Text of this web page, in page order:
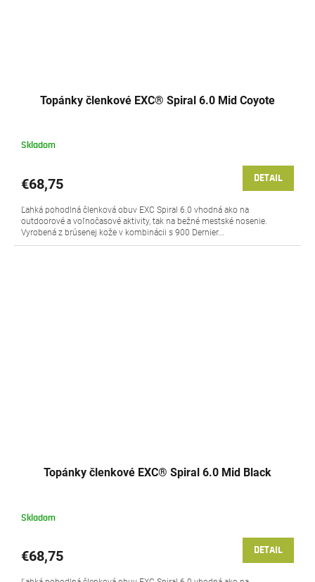
Topánky členkové EXC® Spiral 6.0 Mid Coyote
Skladom
€68,75 DETAIL
Ľahká pohodlná členková obuv EXC Spiral 6.0 vhodná ako na
outdoorové a voľnočasové aktivity, tak na bežné mestské nosenie.
Vyrobená z brúsenej kože v kombinácii s 900 Dernier...
Topánky členkové EXC® Spiral 6.0 Mid Black
Skladom
€68,75 DETAIL